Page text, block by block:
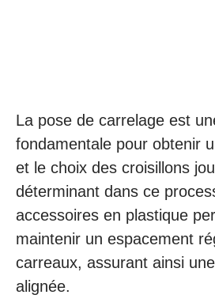
La pose de carrelage est
fondamentale pour obtenir
et le choix des croisillons
déterminant dans ce
accessoires en plastique
maintenir un espacement
carreaux, assurant ainsi
alignée.